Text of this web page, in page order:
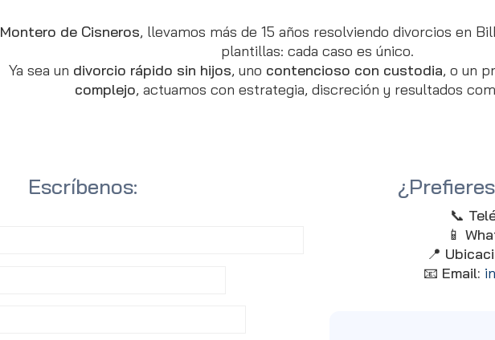
Montero de Cisneros, llevamos más de 15 años resolviendo divorcios en
plantillas: cada caso es único.
Ya sea un divorcio rápido sin hijos, uno contencioso con custodia, o un
complejo, actuamos con estrategia, discreción y resultados
Escríbenos:
📞
📱
📍
📧 Email: